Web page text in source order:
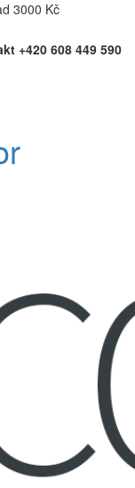
3000 Kč
+420 608 449 590